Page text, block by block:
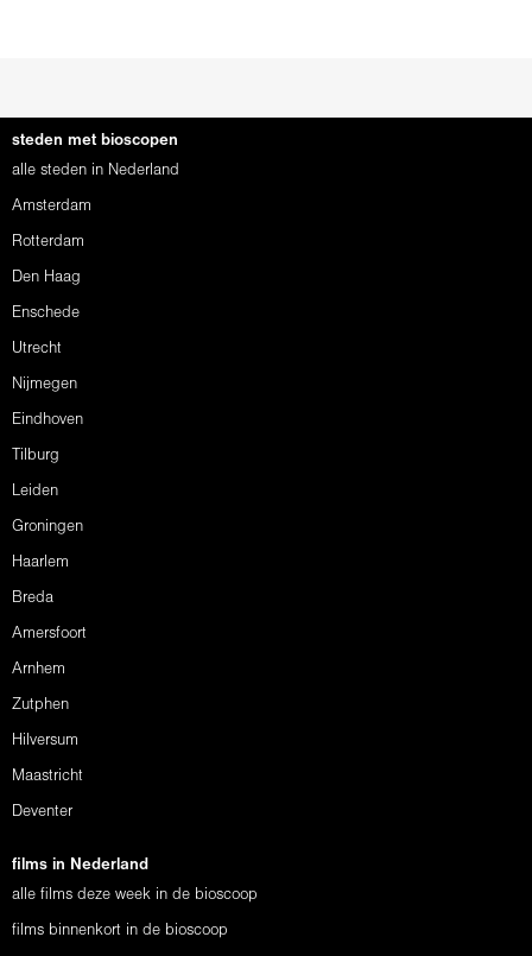
steden met bioscopen
alle steden in Nederland
Amsterdam
Rotterdam
Den Haag
Enschede
Utrecht
Nijmegen
Eindhoven
Tilburg
Leiden
Groningen
Haarlem
Breda
Amersfoort
Arnhem
Zutphen
Hilversum
Maastricht
Deventer
films in Nederland
alle films deze week in de bioscoop
films binnenkort in de bioscoop